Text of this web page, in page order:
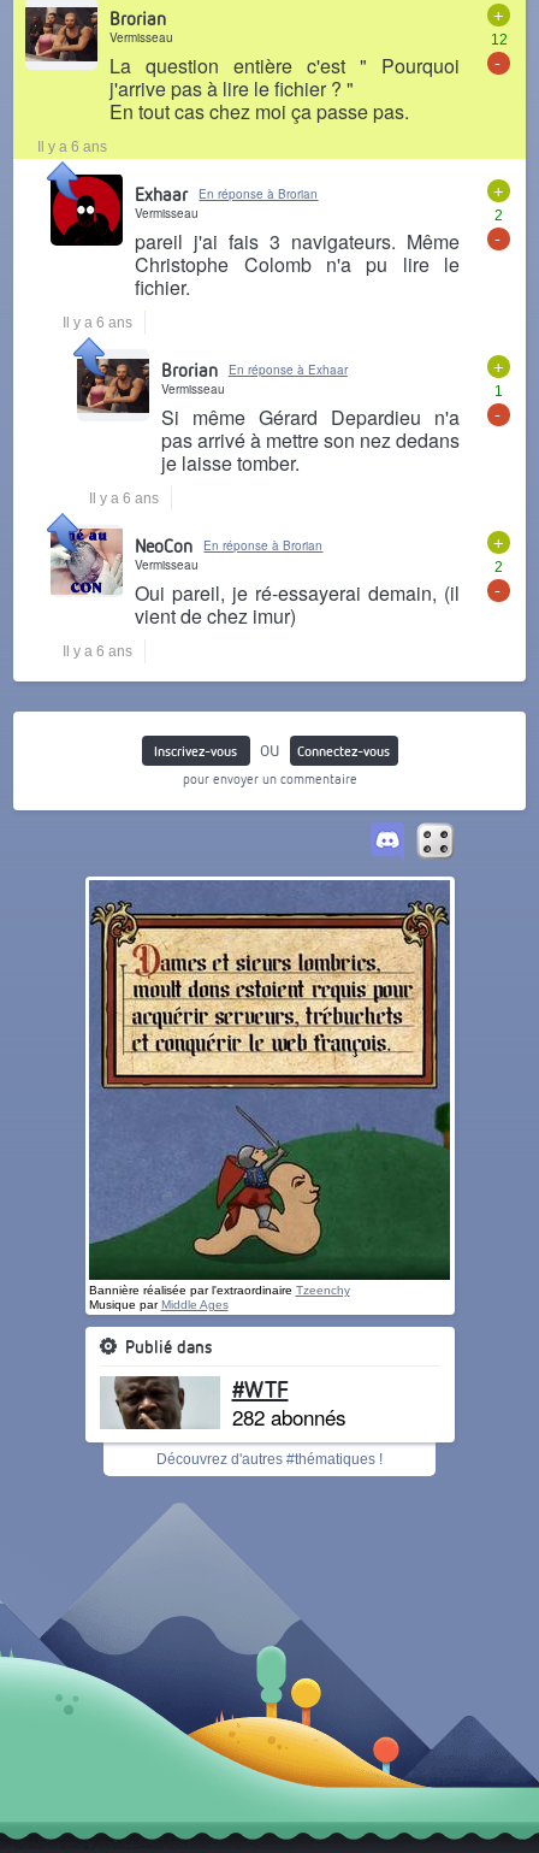
+
12
-
Brorian
Vermisseau
La question entière c'est " Pourquoi
j'arrive pas à lire le fichier ? "
En tout cas chez moi ça passe pas.
Il y a 6 ans
+
2
-
Exhaar
En réponse à Brorian
Vermisseau
pareil j'ai fais 3 navigateurs. Même
Christophe Colomb n'a pu lire le
fichier.
Il y a 6 ans
+
1
-
Brorian
En réponse à Exhaar
Vermisseau
Si même Gérard Depardieu n'a
pas arrivé à mettre son nez dedans
je laisse tomber.
Il y a 6 ans
+
2
-
NeoCon
En réponse à Brorian
Vermisseau
Oui pareil, je ré-essayerai demain, (il
vient de chez imur)
Il y a 6 ans
Inscrivez-vous ou
Connectez-vous
pour envoyer un commentaire
Bannière réalisée par l'extraordinaire Tzeenchy
Musique parMiddle Ages
Publié dans
#WTF
282 abonnés
Découvrez d'autres #thématiques !